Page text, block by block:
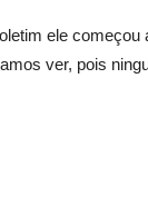
ele
ver, pois